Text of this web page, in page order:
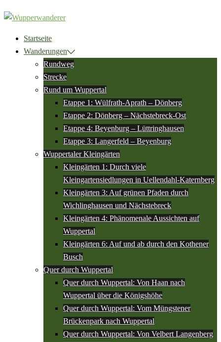
Zum
Inhalt
springenStartseite
Wanderungen
Rundweg
Strecke
Rund um Wuppertal
Etappe 1: Wülfrath-Aprath – Dönberg
Etappe 2: Dönberg – Nächstebreck-Ost
Etappe 4: Beyenburg – Lüttringhausen
Etappe 3: Langerfeld – Beyenburg
Wuppertaler Kleingärten
Kleingärten 1: Durch viele
Kleingartensiedlungen in Uellendahl-Katernberg
Kleingärten 3: Auf grünen Pfaden durch
Wichlinghausen und Nächstebreck
Kleingärten 4: Phänomenale Aussichten auf
Wuppertal
Kleingärten 6: Auf und ab durch den Kothener
Busch
Quer durch Wuppertal
Quer durch Wuppertal: Von Haan nach
Wuppertal über die Königshöhe
Quer durch Wuppertal: Vom Müngstener
Brückenpark nach Wuppertal
Quer durch Wuppertal: Von Velbert Langenberg